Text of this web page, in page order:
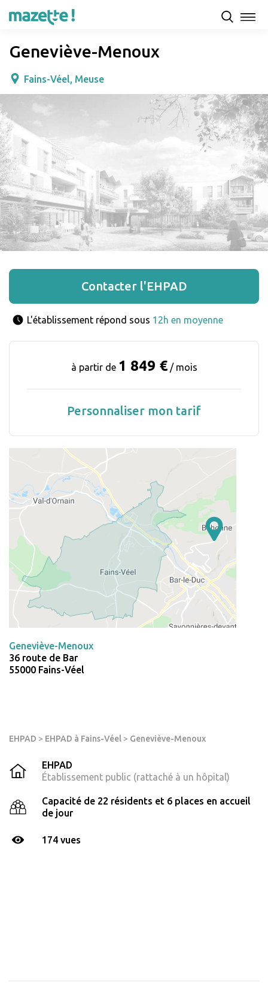
Geneviève-Menoux
Fains-Véel, Meuse
EHPAD > EHPAD à Fains-Véel > Geneviève-Menoux
EHPAD
Établissement public (rattaché à un hôpital)
Capacité de 22 résidents et 6 places en accueil
de jour
174 vues
Contacter l'EHPAD
L'établissement répond sous 12h en moyenne
à partir de 1 849 €/ mois
Personnaliser mon tarif
Geneviève-Menoux
36 route de Bar
55000 Fains-Véel